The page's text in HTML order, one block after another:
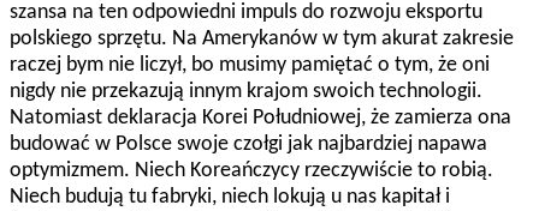
szansa na ten odpowiedni impuls do rozwoju eksportu
polskiego sprzętu. Na Amerykanów w tym akurat zakresie
raczej bym nie liczył, bo musimy pamiętać o tym, że oni
nigdy nie przekazują innym krajom swoich technologii.
Natomiast deklaracja Korei Południowej, że zamierza ona
budować w Polsce swoje czołgi jak najbardziej napawa
optymizmem. Niech Koreańczycy rzeczywiście to robią.
Niech budują tu fabryki, niech lokują u nas kapitał i